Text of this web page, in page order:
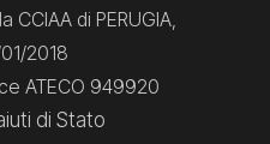
CCIAA di PERUGIA,
2018
ATECO 949920
di Stato